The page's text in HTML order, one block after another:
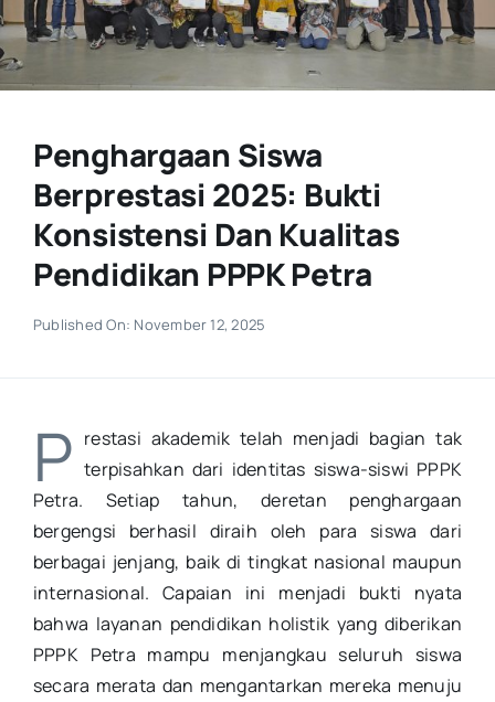
Penghargaan Siswa
Berprestasi 2025: Bukti
Konsistensi Dan Kualitas
Pendidikan PPPK Petra
Published On: November 12, 2025
P restasi akademik telah menjadi bagian tak
terpisahkan dari identitas siswa-siswi PPPK
Petra. Setiap tahun, deretan penghargaan
bergengsi berhasil diraih oleh para siswa dari
berbagai jenjang, baik di tingkat nasional maupun
internasional. Capaian ini menjadi bukti nyata
bahwa layanan pendidikan holistik yang diberikan
PPPK Petra mampu menjangkau seluruh siswa
secara merata dan mengantarkan mereka menuju